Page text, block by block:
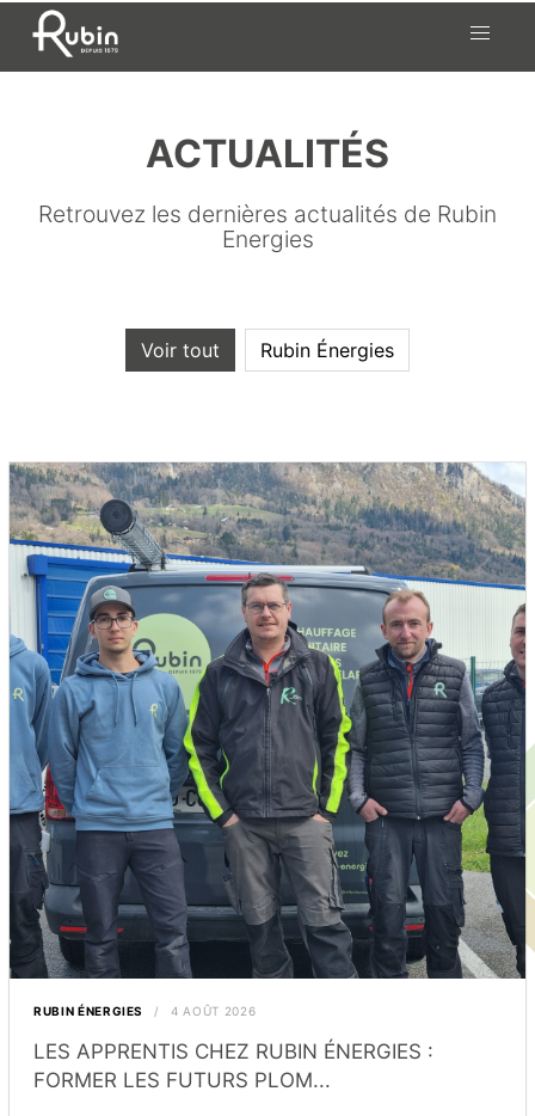
ACTUALITÉS
Retrouvez les dernières actualités de Rubin
Energies
Voir tout Rubin Énergies
RUBIN ÉNERGIES 4 AOÛT 2026
LES APPRENTIS CHEZ RUBIN ÉNERGIES :
FORMER LES FUTURS PLOM...